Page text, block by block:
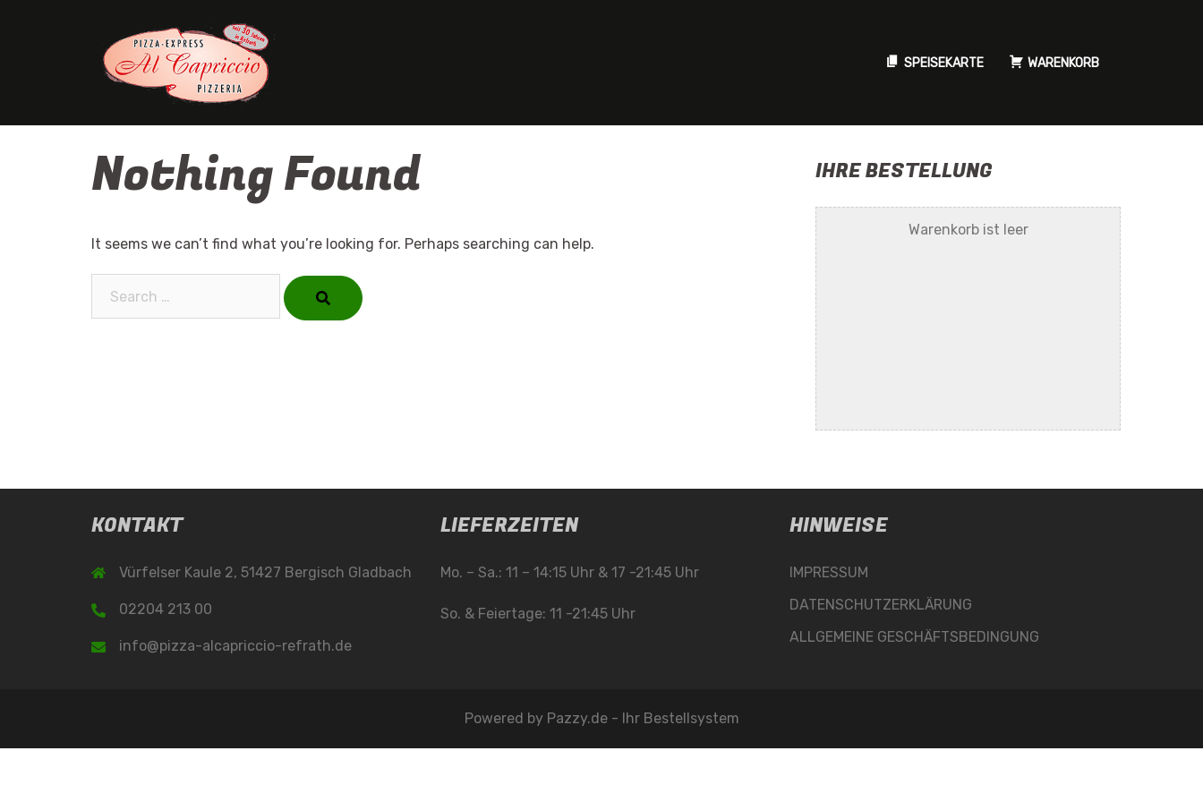
SPEISEKARTE WARENKORB
Nothing Found
It seems we can’t find what you’re looking for. Perhaps searching can help.
IHRE BESTELLUNG
Warenkorb ist leer
KONTAKT
Vürfelser Kaule 2, 51427 Bergisch Gladbach
02204 213 00
info@pizza-alcapriccio-refrath.de
LIEFERZEITEN
Mo. – Sa.: 11 – 14:15 Uhr & 17 -21:45 Uhr
So. & Feiertage: 11 -21:45 Uhr
HINWEISE
IMPRESSUM
DATENSCHUTZERKLÄRUNG
ALLGEMEINE GESCHÄFTSBEDINGUNG
Powered by Pazzy.de - Ihr Bestellsystem